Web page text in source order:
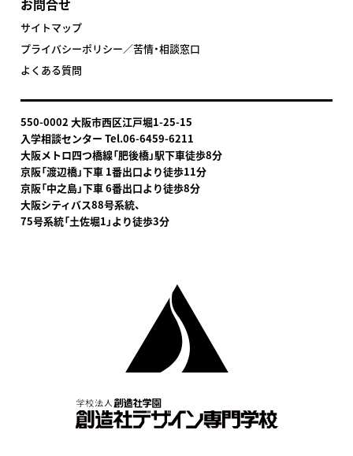
お問合せ
サイトマップ
プライバシーポリシー／苦情・相談窓口
よくある質問
550-0002 大阪市西区江戸堀1-25-15
入学相談センター Tel.06-6459-6211
大阪メトロ四つ橋線「肥後橋」駅下車徒歩8分
京阪「渡辺橋」下車 1番出口より徒歩11分
京阪「中之島」下車 6番出口より徒歩8分
大阪シティバス88号系統、
75号系統「土佐堀1」より徒歩3分